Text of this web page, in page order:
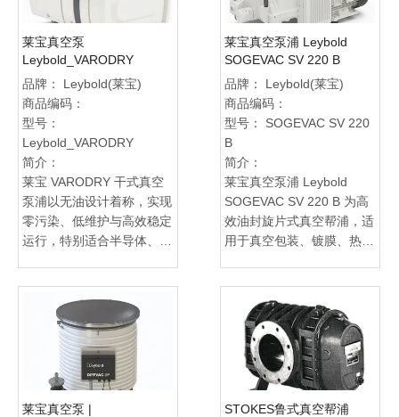
器运行环境。旭豪真空科技
全系列技术支援与专业谘
询，协助客户进行客制化设
计、系统整合与测试验证，
确保模拟精准可靠。此系统
是航天研究、科学实验与高
端产业测试的理想选择，兼
具稳定性与高效率运行。
空科技有限公司提供完整产
后服务，协助客户快速选
产安全可靠，并降低总持有
成本，是食品与包装行业理
想的高性能真空解决方案。
莱宝真空泵
Leybold_VARODRY
品牌：
Leybold(莱宝)
商品编码：
型号：
Leybold_VARODRY
简介：
莱宝 VARODRY 干式真空
泵浦以无油设计着称，实现
零污染、低维护与高效稳定
运行，特别适合半导体、制
结构与耐腐蚀材质确保长时
间运作与可靠性，同时降低
持有成本与操作风险。旭豪
真空科技有限公司提供完整
的 VARODRY 产品资讯、
莱宝真空泵浦 Leybold
SOGEVAC SV 220 B
品牌：
Leybold(莱宝)
商品编码：
型号：
SOGEVAC SV 220
B
简介：
莱宝真空泵浦 Leybold
SOGEVAC SV 220 B 为高
效油封旋片式真空帮浦，适
用于真空包装、镀膜、热处
产品资讯、专业技术支援及
售后服务，协助客户快速选
型并提升生产线可靠性与运
行效率。
莱宝真空泵 |
STOKES鲁式真空帮浦